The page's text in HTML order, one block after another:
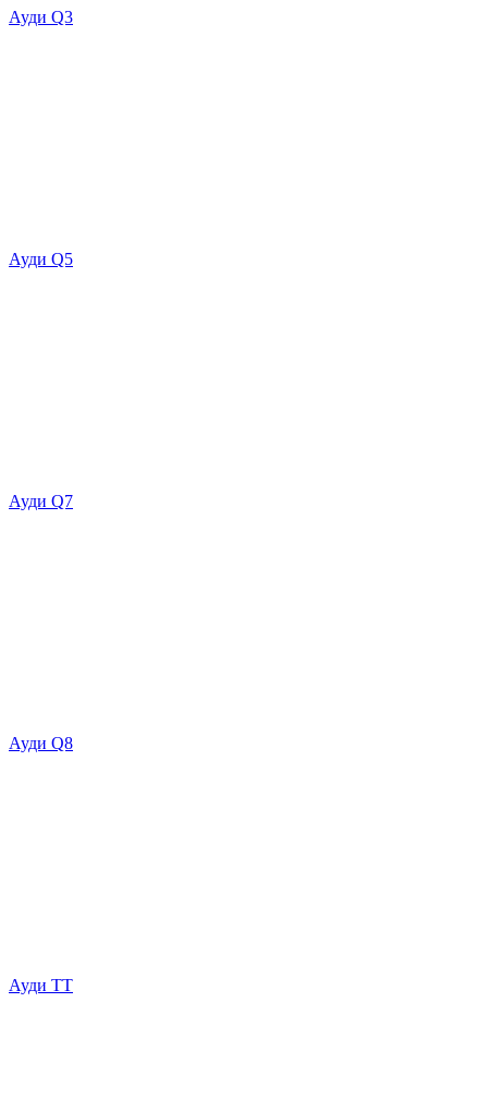
Ауди Q3
Ауди Q5
Ауди Q7
Ауди Q8
Ауди ТТ